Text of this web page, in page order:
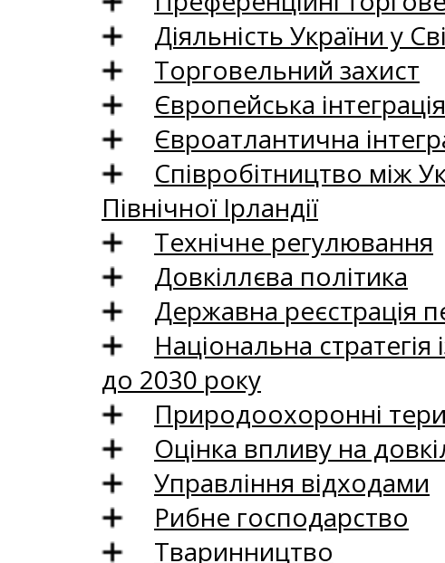
Діяльність України у
Торговельний захист
Європейська інтеграція
Євроатлантична
Співробітництво між
Північної Ірландії
Технічне регулювання
Довкіллєва політика
Державна реєстрація
Національна
до 2030 року
Природоохоронні
Оцінка впливу на
Управління відходами
Рибне господарство
Тваринництво